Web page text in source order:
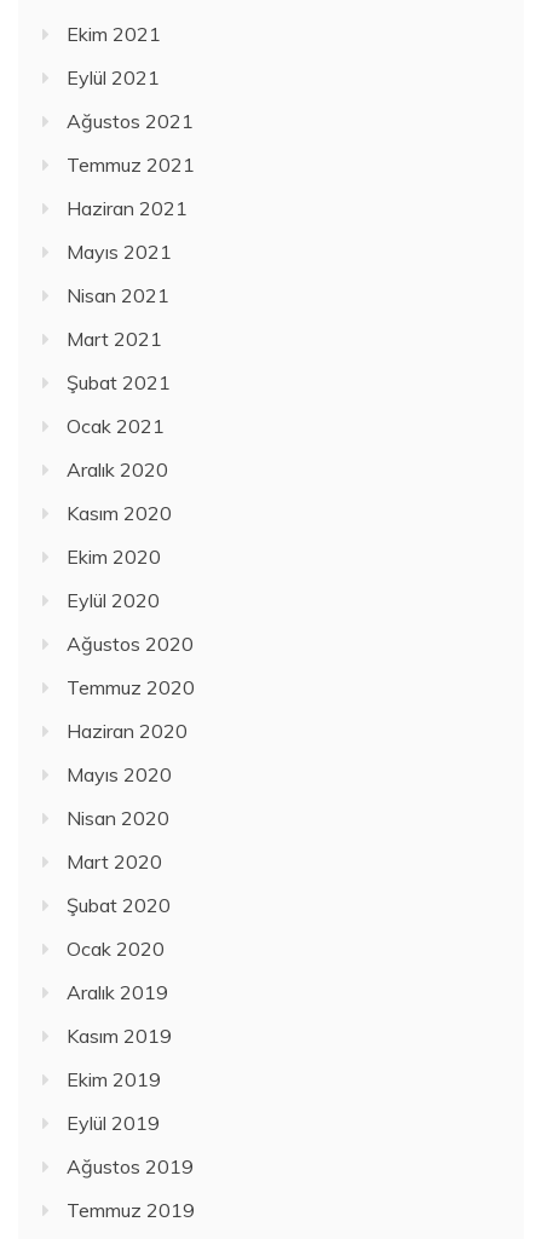
Ekim 2021
Eylül 2021
Ağustos 2021
Temmuz 2021
Haziran 2021
Mayıs 2021
Nisan 2021
Mart 2021
Şubat 2021
Ocak 2021
Aralık 2020
Kasım 2020
Ekim 2020
Eylül 2020
Ağustos 2020
Temmuz 2020
Haziran 2020
Mayıs 2020
Nisan 2020
Mart 2020
Şubat 2020
Ocak 2020
Aralık 2019
Kasım 2019
Ekim 2019
Eylül 2019
Ağustos 2019
Temmuz 2019